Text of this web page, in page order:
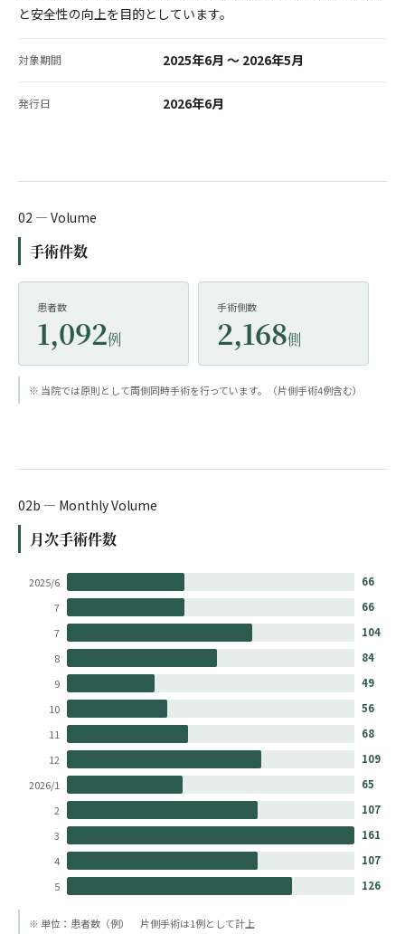
と安全性の向上を目的としています。
対象期間 2025年6月 〜 2026年5月
発行日 2026年6月
02 — Volume
手術件数
患者数
1,092例
手術側数
2,168側
※ 当院では原則として両側同時手術を行っています。（片側手術4例含む）
02b — Monthly Volume
月次手術件数
2025/6
66
7
66
7
104
8
84
9
49
10
56
11
68
12
109
2026/1
65
2
107
3
161
4
107
5
126
※ 単位：患者数（例） 片側手術は1例として計上